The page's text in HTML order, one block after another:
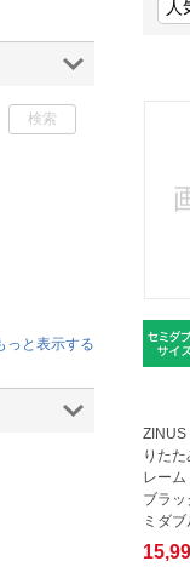
りた
レー
ブラ
ミダ
ル・返
っと表示する